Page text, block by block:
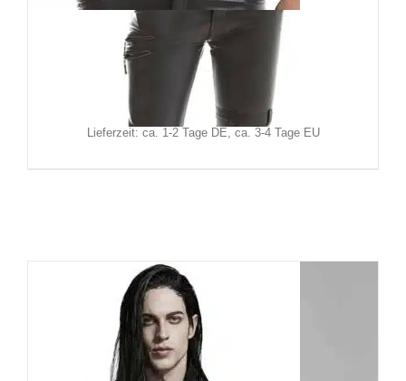
RFP Weste Hazem
99,90€
Inkl. MwSt.
zzgl.
Versand
Lieferzeit: ca. 1-2 Tage DE, ca. 3-4 Tage EU